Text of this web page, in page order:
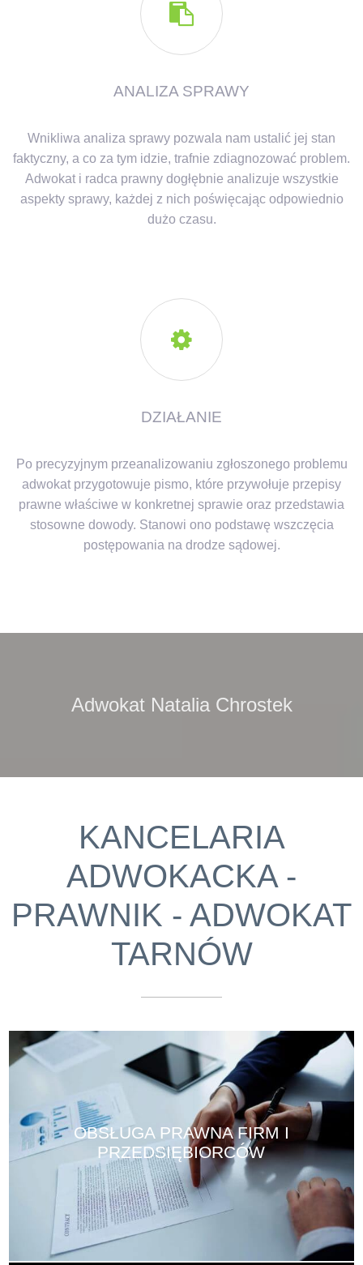

ANALIZA SPRAWY
Wnikliwa analiza sprawy pozwala nam ustalić jej stan
faktyczny, a co za tym idzie, trafnie zdiagnozować problem.
Adwokat i radca prawny dogłębnie analizuje wszystkie
aspekty sprawy, każdej z nich poświęcając odpowiednio
dużo czasu.

DZIAŁANIE
Po precyzyjnym przeanalizowaniu zgłoszonego problemu
adwokat przygotowuje pismo, które przywołuje przepisy
prawne właściwe w konkretnej sprawie oraz przedstawia
stosowne dowody. Stanowi ono podstawę wszczęcia
postępowania na drodze sądowej.
Adwokat Natalia Chrostek
KANCELARIA
ADWOKACKA -
PRAWNIK - ADWOKAT
TARNÓW
OBSŁUGA PRAWNA FIRM I
PRZEDSIĘBIORCÓW